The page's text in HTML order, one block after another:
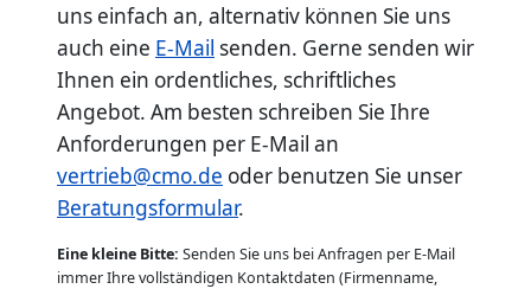
uns einfach an, alternativ können Sie uns
auch eine E-Mail senden. Gerne senden wir
Ihnen ein ordentliches, schriftliches
Angebot. Am besten schreiben Sie Ihre
Anforderungen per E-Mail an
vertrieb@cmo.de oder benutzen Sie unser
Beratungsformular.
Eine kleine Bitte: Senden Sie uns bei Anfragen per E-Mail
immer Ihre vollständigen Kontaktdaten (Firmenname,